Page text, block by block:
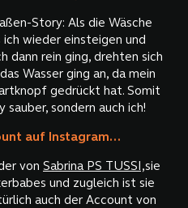
Story: Als die Wäsche
ich wieder einsteigen und
dann rein ging, drehten sich
Wasser ging an, da mein
gedrückt hat. Somit
sauber, sondern auch ich!
auf Instagram...
von Sabrina PS TUSSI,sie
und zugleich ist sie
auch der Account von